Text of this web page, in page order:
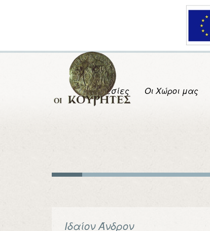
Υπηρεσίες Οι Χώροι μας
Ιδαίον Άνδρον